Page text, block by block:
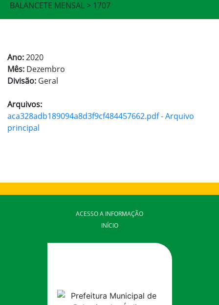
BALANCETE MENSAL > 1707
Ano:2020
Mês: Dezembro
Divisão: Geral
Arquivos:
aca328adb189094a8d3f9cf484457662.pdf - Arquivo
principal
ACESSO A INFORMAÇÃO
INÍCIO